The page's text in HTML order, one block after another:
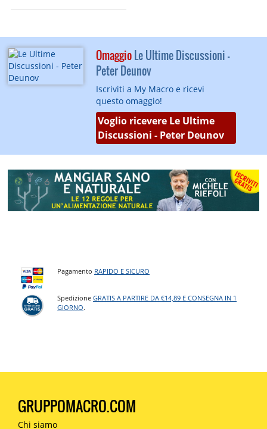
OmaggioLe Ultime Discussioni -
Peter Deunov
Iscriviti a My Macro e ricevi
questo omaggio!
Voglio ricevere Le Ultime
Discussioni - Peter Deunov
Pagamento RAPIDO E SICURO
SpedizioneGRATIS A PARTIRE DA €14,89 E CONSEGNA IN 1
GIORNO.
GRUPPOMACRO.COM
Chi siamo